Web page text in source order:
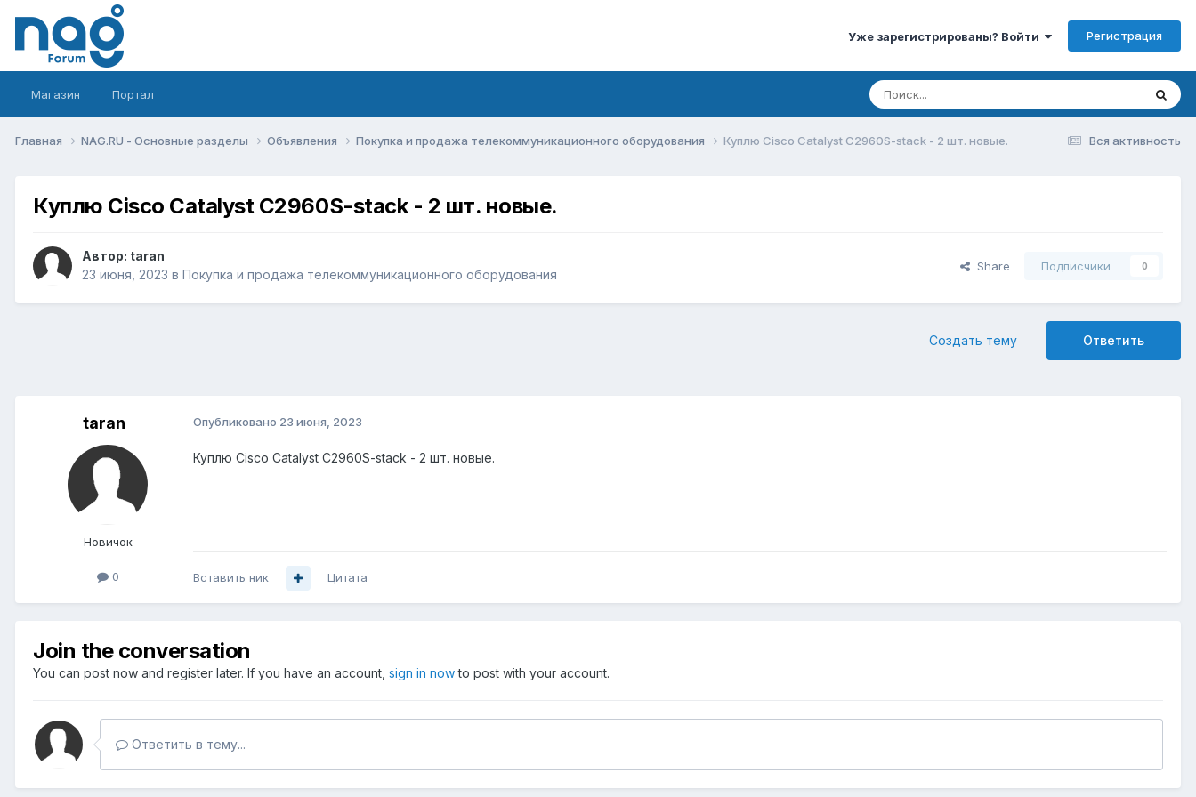
Уже зарегистрированы? Войти Регистрация
Магазин Портал
Вся активность
Главная NAG.RU - Основные разделы Объявления Покупка и продажа телекоммуникационного оборудования Куплю Cisco Catalyst C2960S-stack - 2 шт. новые.
Куплю Cisco Catalyst C2960S-stack - 2 шт. новые.
Автор: taran
23 июня, 2023 в Покупка и продажа телекоммуникационного оборудования
Share Подписчики 0
Ответить
Создать тему
taran
Новичок
0
Опубликовано 23 июня, 2023
Куплю Cisco Catalyst C2960S-stack - 2 шт. новые.
Вставить ник Цитата
Join the conversation
You can post now and register later. If you have an account, sign in nowto post with your account.
Ответить в тему...